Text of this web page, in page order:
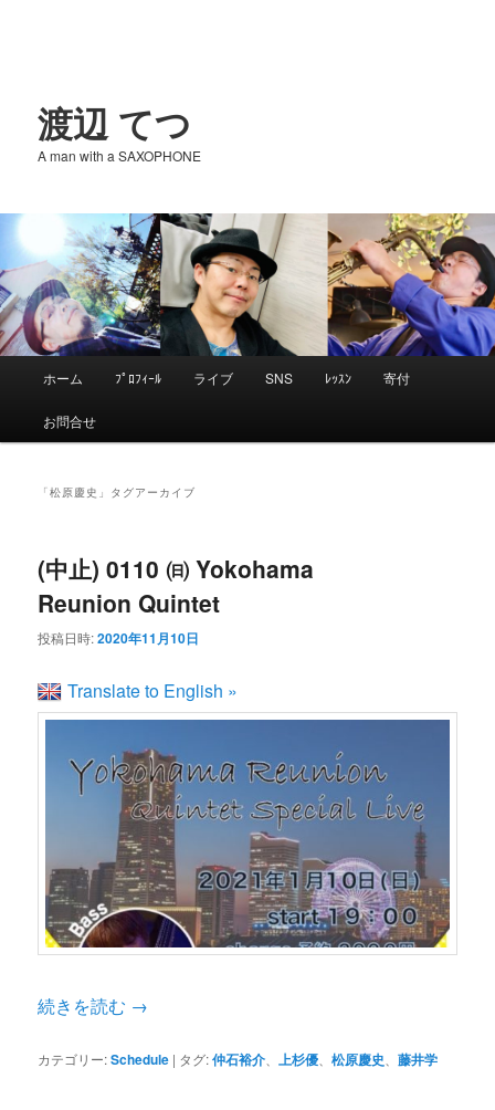
渡辺 てつ
A man with a SAXOPHONE
メ
イ
ン
コ
ン
テ
移
サ
ブ
コ
ン
テ
ン
動
ホーム ﾌﾟﾛﾌｨｰﾙ ライブ SNS ﾚｯｽﾝ 寄付
お問合せ
「松原慶史 」タグアーカイブ
(中止) 0110 ㈰ Yokohama
Reunion Quintet
投稿日時:2020年11月10日
Translate to English »
続きを読む →
カテゴリー:Schedule | タグ:仲石裕介 上杉優 、松原慶史 、藤井学